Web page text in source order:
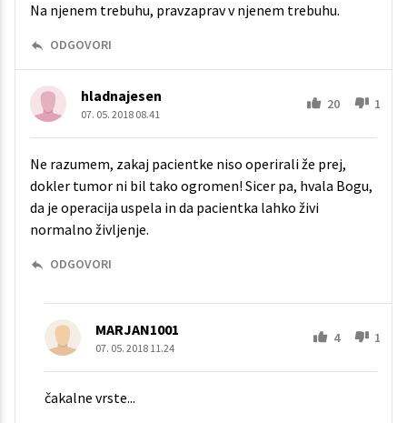
Na njenem trebuhu, pravzaprav v njenem trebuhu.
ODGOVORI
hladnajesen
07. 05. 2018 08.41
20 1
Ne razumem, zakaj pacientke niso operirali že prej,
dokler tumor ni bil tako ogromen! Sicer pa, hvala Bogu,
da je operacija uspela in da pacientka lahko živi
normalno življenje.
ODGOVORI
MARJAN1001
07. 05. 2018 11.24
4 1
čakalne vrste...